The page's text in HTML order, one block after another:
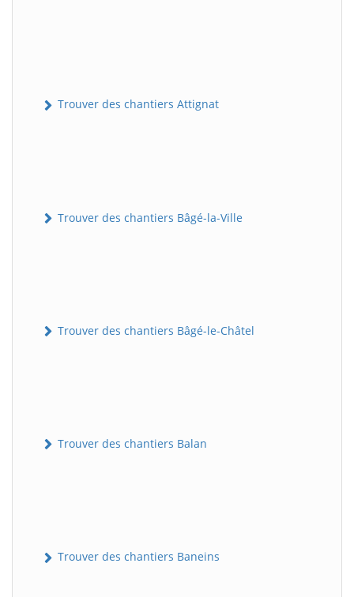
Trouver des chantiers Attignat
Trouver des chantiers Bâgé-la-Ville
Trouver des chantiers Bâgé-le-Châtel
Trouver des chantiers Balan
Trouver des chantiers Baneins